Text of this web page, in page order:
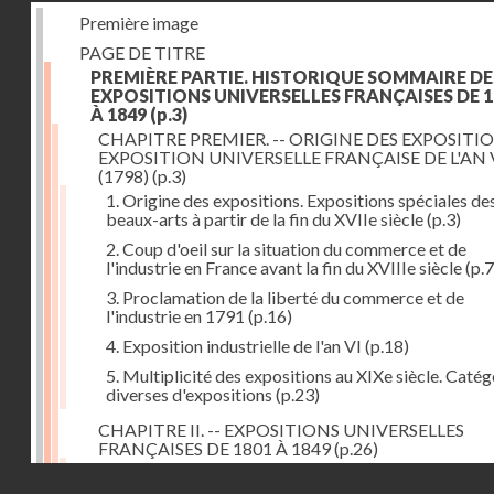
Première image
PAGE DE TITRE
PREMIÈRE PARTIE. HISTORIQUE SOMMAIRE
EXPOSITIONS UNIVERSELLES FRANÇAISES DE
À 1849 (p.3)
CHAPITRE PREMIER. -- ORIGINE DES
EXPOSITION UNIVERSELLE FRANÇAISE DE L'AN
(1798) (p.3)
1. Origine des expositions. Expositions spéciales
beaux-arts à partir de la fin du XVIIe siècle(p.3)
2. Coup d'oeil sur la situation du commerce et de
l'industrie en France avant la fin du XVIIIe siècle
3. Proclamation de la liberté du commerce et de
l'industrie en 1791 (p.16)
4. Exposition industrielle de l'an VI (p.18)
5. Multiplicité des expositions au XIXe siècle.
diverses d'expositions (p.23)
CHAPITRE II. -- EXPOSITIONS UNIVERSELLES
FRANÇAISES DE 1801 À 1849(p.26)